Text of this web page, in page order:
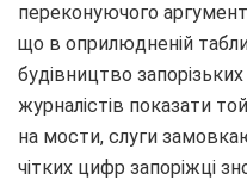
переконуючого
що в оприлюдненій
будівництво
журналістів показати
на мости, слуги
чітких цифр запоріжці